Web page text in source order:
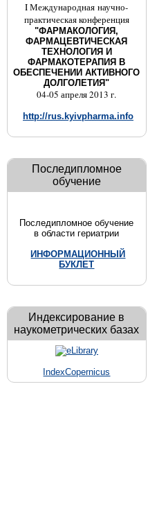
I Международная научно-
практическая конференция
"ФАРМАКОЛОГИЯ,
ФАРМАЦЕВТИЧЕСКАЯ
ТЕХНОЛОГИЯ И
ФАРМАКОТЕРАПИЯ В
ОБЕСПЕЧЕНИИ АКТИВНОГО
ДОЛГОЛЕТИЯ"
04-05 апреля 2013 г.
http://rus.kyivpharma.info
Последипломное
обучение
Последипломное обучение
в области гериатрии
ИНФОРМАЦИОННЫЙ
БУКЛЕТ
Индексирование в
наукометрических базах
IndexCopernicus